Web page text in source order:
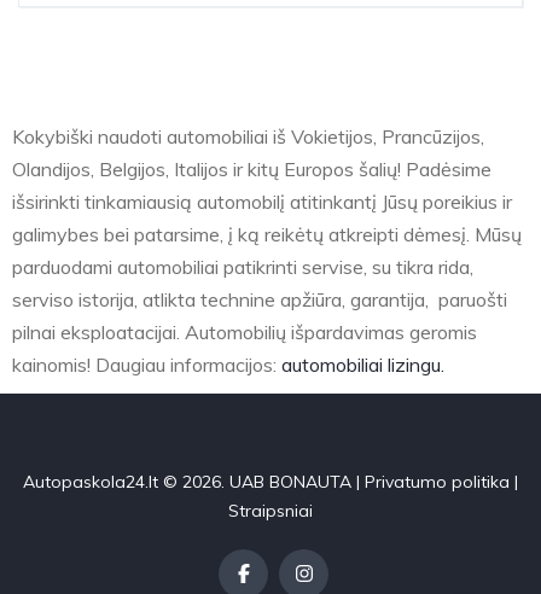
Kokybiški naudoti automobiliai iš Vokietijos, Prancūzijos,
Olandijos, Belgijos, Italijos ir kitų Europos šalių! Padėsime
išsirinkti tinkamiausią automobilį atitinkantį Jūsų poreikius ir
galimybes bei patarsime, į ką reikėtų atkreipti dėmesį. Mūsų
parduodami automobiliai patikrinti servise, su tikra rida,
serviso istorija, atlikta technine apžiūra, garantija, paruošti
pilnai eksploatacijai. Automobilių išpardavimas geromis
kainomis! Daugiau informacijos: automobiliai lizingu.
Autopaskola24.lt © 2026. UAB BONAUTA | Privatumo politika |
Straipsniai